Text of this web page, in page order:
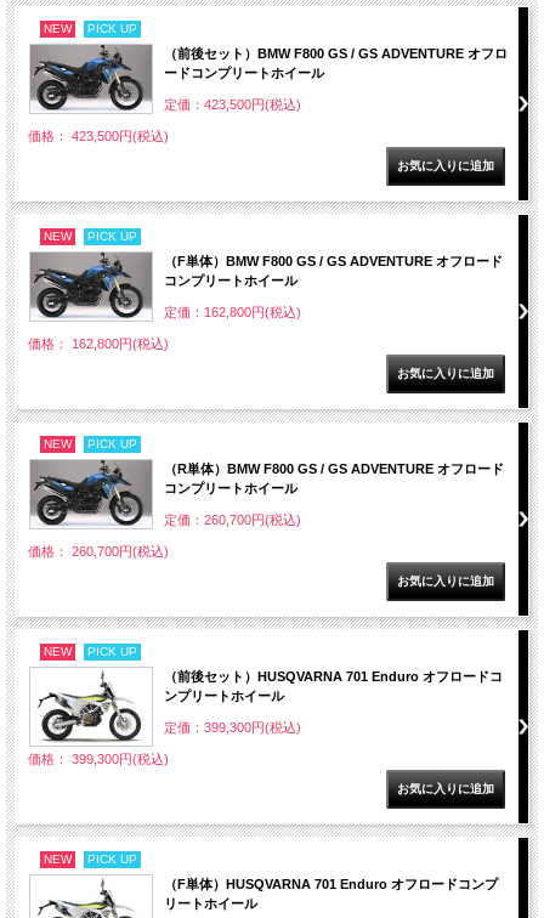
NEW PICK UP
（前後セット）BMW F800 GS / GS ADVENTURE オフロ
ードコンプリートホイール
定価：423,500円(税込)
価格： 423,500円(税込)
NEW PICK UP
（F単体）BMW F800 GS / GS ADVENTURE オフロード
コンプリートホイール
定価：162,800円(税込)
価格： 162,800円(税込)
NEW PICK UP
（R単体）BMW F800 GS / GS ADVENTURE オフロード
コンプリートホイール
定価：260,700円(税込)
価格： 260,700円(税込)
NEW PICK UP
（前後セット）HUSQVARNA 701 Enduro オフロードコ
ンプリートホイール
定価：399,300円(税込)
価格： 399,300円(税込)
NEW PICK UP
（F単体）HUSQVARNA 701 Enduro オフロードコンプ
リートホイール